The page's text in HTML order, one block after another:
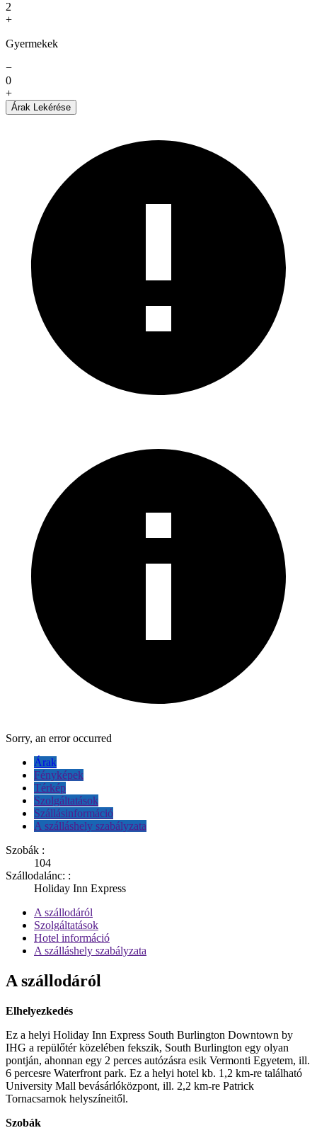
2
+
Gyermekek
−
0
+
Árak Lekérése
Sorry, an error occurred
Árak
Fényképek
Térkép
Szolgáltatások
Szállásinformáció
A szálláshely szabályzata
Szobák :
104
Szállodalánc: :
Holiday Inn Express
A szállodáról
Szolgáltatások
Hotel információ
A szálláshely szabályzata
A szállodáról
Elhelyezkedés
Ez a helyi Holiday Inn Express South Burlington Downtown by
IHG a repülőtér közelében fekszik, South Burlington egy olyan
pontján, ahonnan egy 2 perces autózásra esik Vermonti Egyetem, ill.
6 percesre Waterfront park. Ez a helyi hotel kb. 1,2 km-re található
University Mall bevásárlóközpont, ill. 2,2 km-re Patrick
Tornacsarnok helyszíneitől.
Szobák